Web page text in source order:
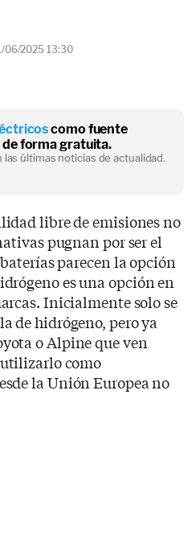
06/2025 13:30
como fuente
forma gratuita.
últimas noticias de actualidad.
libre de emisiones no
pugnan por ser el
parecen la opción
es una opción en
Inicialmente solo se
de hidrógeno, pero ya
o Alpine que ven
como
la Unión Europea no